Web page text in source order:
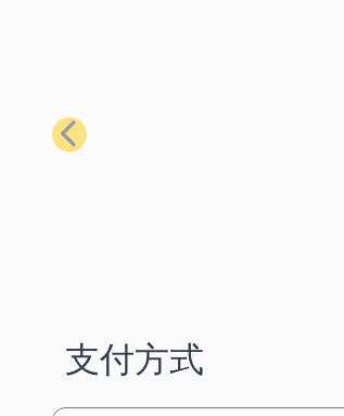
上一步
支付方式